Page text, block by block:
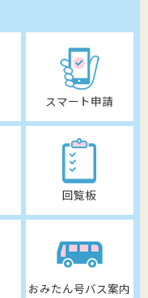
スマート申請
回覧板
おみたん号バス案内